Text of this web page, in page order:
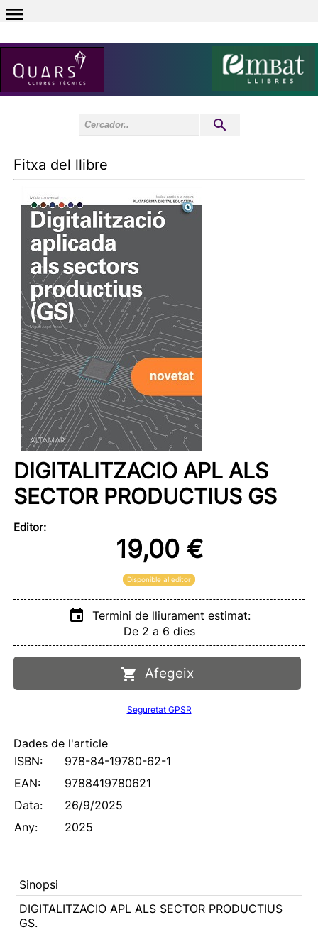
Inici sessió 0
Fitxa del llibre
DIGITALITZACIO APL ALS
SECTOR PRODUCTIUS GS
Editor:
19,00 €
Disponible al editor
Termini de lliurament estimat:
De 2 a 6 dies
Afegeix
Seguretat GPSR
Dades de l'article
ISBN:
978-84-19780-62-1
EAN:
9788419780621
Data:
26/9/2025
Any:
2025
Sinopsi
DIGITALITZACIO APL ALS SECTOR PRODUCTIUS
GS.